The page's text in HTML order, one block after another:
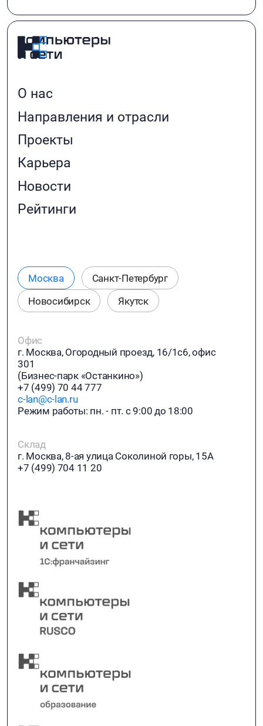
О нас
Направления и отрасли
Проекты
Карьера
Новости
Рейтинги
Москва
Санкт-Петербург
Новосибирск
Якутск
Офис
г. Москва, Огородный проезд, 16/1с6, офис
301
(Бизнес-парк «Останкино»)
+7 (499) 70 44 777
c-lan@c-lan.ru
Режим работы: пн. - пт. с 9:00 до 18:00
Склад
г. Москва, 8-ая улица Соколиной горы, 15А
+7 (499) 704 11 20